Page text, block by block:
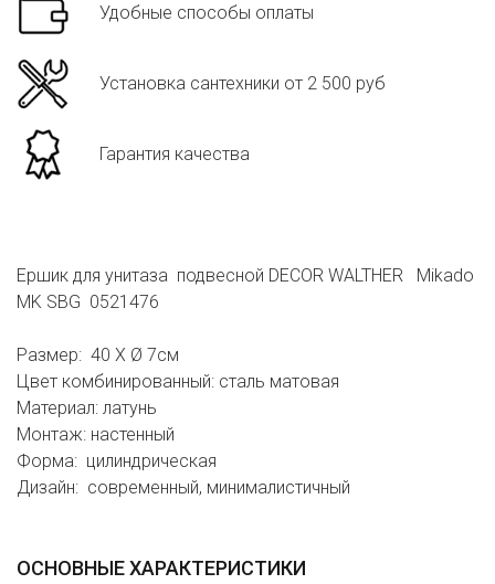
Удобные способы оплаты
Установка сантехники от 2 500 руб
Гарантия качества
Ершик для унитаза подвесной DECOR WALTHER Mikado
MK SBG 0521476
Размер: 40 X Ø 7см
Цвет комбинированный: сталь матовая
Материал: латунь
Монтаж: настенный
Форма: цилиндрическая
Дизайн: современный, минималистичный
ОСНОВНЫЕ ХАРАКТЕРИСТИКИ